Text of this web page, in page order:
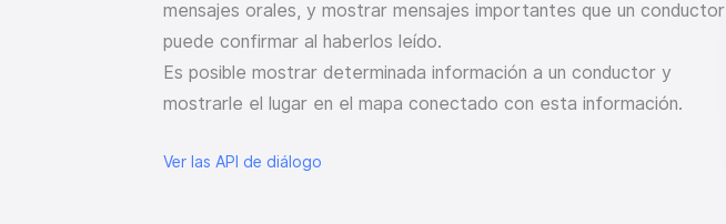
mensajes orales, y mostrar mensajes importantes que un conductor
puede confirmar al haberlos leído.
Es posible mostrar determinada información a un conductor y
mostrarle el lugar en el mapa conectado con esta información.
Ver las API de diálogo